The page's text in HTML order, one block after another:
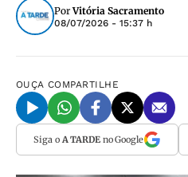
PorVitória Sacramento
08/07/2026 - 15:37 h
OUÇA COMPARTILHE
Siga o A TARDEno Google